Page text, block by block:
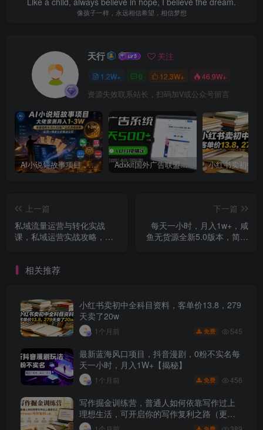
像孩子一样，永远相信希望，相信梦想
天行 关注
1.2W+ 0 12.3W+ 46.9W+
资源失效联系站长，扫码加V或公众号留言
AI小说短故事项目，大佬亲测月入1-3W，零基础教你用AI批量产出优质短故事，实现一稿多吃多渠道变现 Adxkit国外广告联盟系统，一天上500+广告，让你的投放更加高效简单！
上一篇
私域流量运营与转化实战
课，私域运营实战攻略，让
下一篇
每天一小时，月入1w+，咸
鱼无货源全新5.0版本，简单
相关推荐
小红书卖初中全科目资料，客单价13.8，279
天卖了20w
1个月前 免费 545
最新蓝海风口项目，抖音漫剧，0粉不实名每
天一小时，月入1W+【揭秘】
1个月前 免费 456
写作掘金训练营，普通人如何依靠写作过上
理想生活，可开启你的写作复利之路（更新6
月）